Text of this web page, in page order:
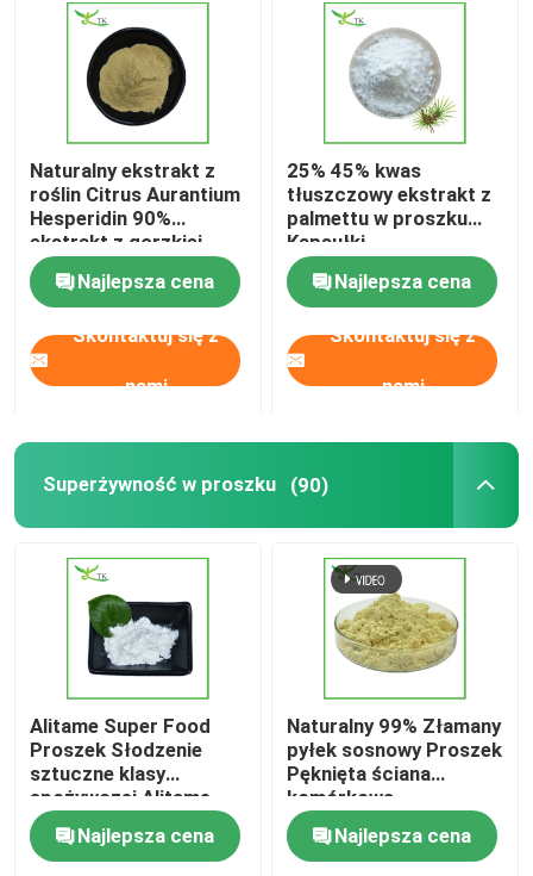
Wycieczka po fabryce
Kontrola jakości
Skontaktuj się z nami
Poprosić o wycenę
Ekstrakt roślinny w proszku
Superżywność w proszku
Ekstrakt z grzybów w proszku
proszek beta-glukanu
Proszek z owoców i warzyw
kurkumina w proszku
Naturalny ekstrakt z
roślin Citrus Aurantium
Hesperidin 90%
ekstrakt z gorzkiej
pomarańczy
Najlepsza cena
Skontaktuj się z
nami
25% 45% kwas
tłuszczowy ekstrakt z
palmettu w proszku
Kapsułki
Najlepsza cena
Skontaktuj się z
nami
Superżywność w proszku (90)
Alitame Super Food
Proszek Słodzenie
sztuczne klasy
spożywczej Alitame
Najlepsza cena
Naturalny 99% Złamany
pyłek sosnowy Proszek
Pęknięta ściana
komórkowa
Najlepsza cena